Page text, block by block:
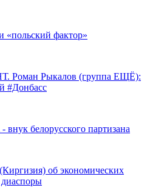
«польский фактор»
Рыкалов (группа ЕЩЁ):
#Донбасс
белорусского партизана
об экономических
диаспоры